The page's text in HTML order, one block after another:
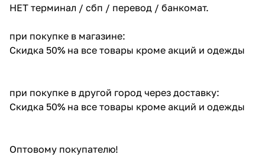
НЕТ терминал / сбп / перевод / банкомат.
при покупке в магазине:
Скидка 50% на все товары кроме акций и одежды
при покупке в другой город через доставку:
Скидка 50% на все товары кроме акций и одежды
Оптовому покупателю!